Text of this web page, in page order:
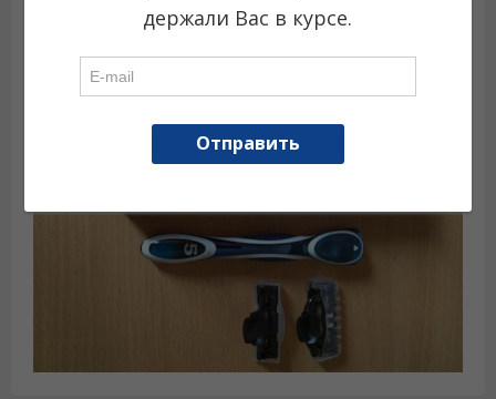
Очень хороший станок. В комплекте Ручка + 2
насадки - с 3-мя и 5-ю лезвиями + инструкция-
реклама-прайс на русском языке. Продавец
отправил быстро. Упаковано аккуратно.
Рекомендую!
держали Вас в курсе.
Отправить